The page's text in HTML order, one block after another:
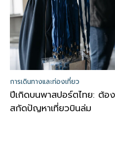
การเดินทางและท่องเที่ยว
ปีเกิดบนพาสปอร์ตไทย: ต้อ
สกัดปัญหาเที่ยวบินล่ม